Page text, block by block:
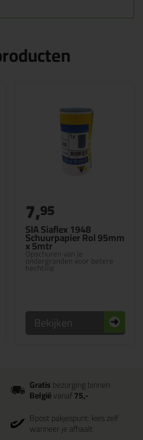
SIA Siaflex 1948
Schuurpapier Rol 95mm
x 5mtr
Opschuren van je
ondergronden voor betere
hechting
7,95
Bekijken
Gratisbezorging binnen
Belgiëvanaf75,-
Bpost pakjespunt: kies zelf
wanneer je afhaalt